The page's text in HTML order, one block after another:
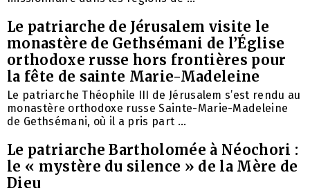
Le patriarche de Jérusalem visite le
monastère de Gethsémani de l’Église
orthodoxe russe hors frontières pour
la fête de sainte Marie-Madeleine
Le patriarche Théophile III de Jérusalem s’est rendu au
monastère orthodoxe russe Sainte-Marie-Madeleine
de Gethsémani, où il a pris part ...
Le patriarche Bartholomée à Néochori :
le « mystère du silence » de la Mère de
Dieu